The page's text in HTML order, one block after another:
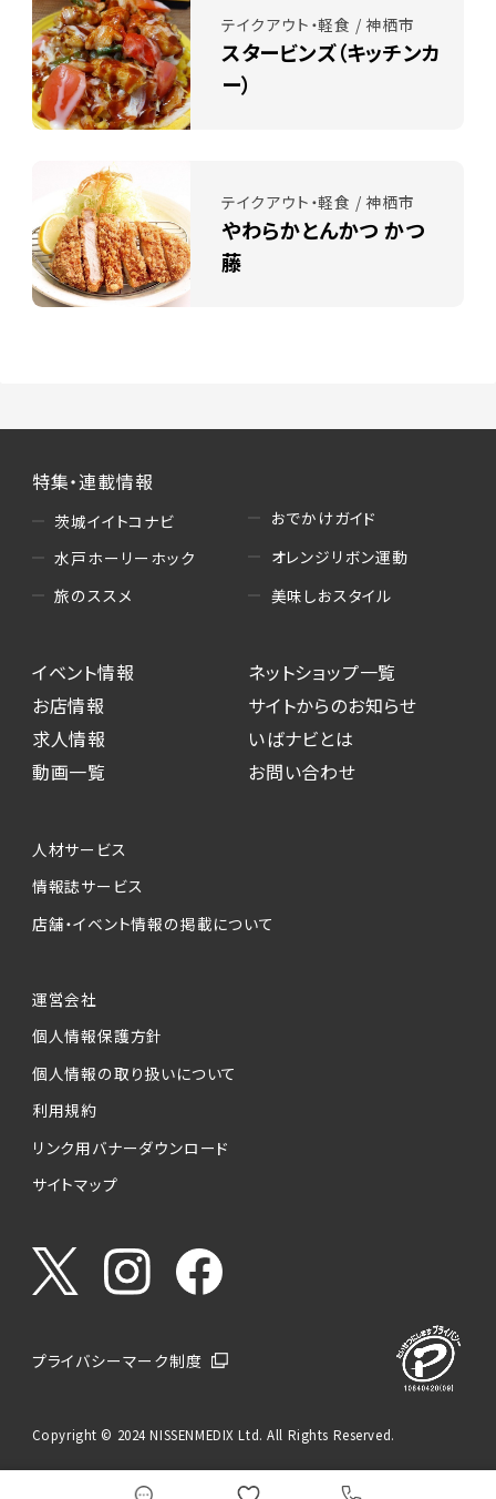
テイクアウト・軽食 / 神栖市
スタービンズ（キッチンカ
ー）
テイクアウト・軽食 / 神栖市
やわらかとんかつ かつ
藤
特集・連載情報
茨城イイトコナビ
水戸ホーリーホック
旅のススメ
おでかけガイド
オレンジリボン運動
美味しおスタイル
イベント情報
お店情報
求人情報
動画一覧
ネットショップ一覧
サイトからのお知らせ
いばナビとは
お問い合わせ
人材サービス
情報誌サービス
店舗・イベント情報の掲載について
運営会社
個人情報保護方針
個人情報の取り扱いについて
利用規約
リンク用バナーダウンロード
サイトマップ
プライバシーマーク制度
Copyright © 2024 NISSENMEDIX Ltd. All Rights Reserved.